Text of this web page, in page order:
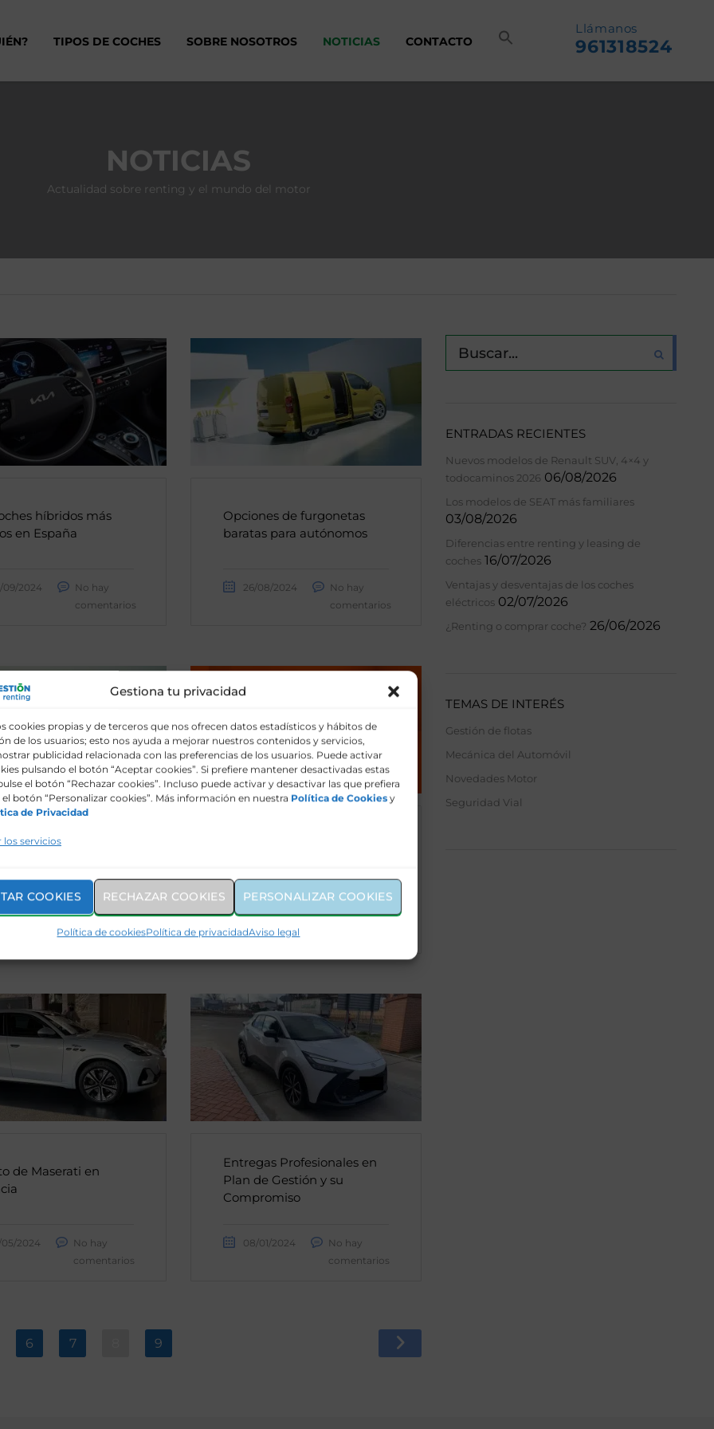
Gestiona tu privacidad
cookies propias y de terceros que nos ofrecen datos estadísticos y hábitos de
de los usuarios; esto nos ayuda a mejorar nuestros contenidos y servicios,
publicidad relacionada con las preferencias de los usuarios. Puede activar
pulsando el botón “Aceptar cookies”. Si prefiere mantener desactivadas estas
el botón “Rechazar cookies”. Incluso puede activar y desactivar las que prefiera
botón “Personalizar cookies”. Más información en nuestra Política de Cookies y
de Privacidad
los servicios
COOKIES RECHAZAR COOKIES PERSONALIZAR COOKIES
Política de cookiesPolítica de privacidadAviso legal
TIPOS DE COCHES SOBRE NOSOTROS NOTICIAS CONTACTO
Llámanos
961318524
NOTICIAS
Actualidad sobre renting y el mundo del motor
híbridos más
en España
09/2024
No hay
comentarios
Opciones de furgonetas
baratas para autónomos
26/08/2024
No hay
comentarios
las ZBE de
08/2024
No hay
comentarios
01/08/2024
No hay
de Maserati en
05/2024
No hay
comentarios
Entregas Profesionales en
Plan de Gestión y su
Compromiso
08/01/2024
No hay
comentarios
6 7 9
BUSCAR:
ENTRADAS RECIENTES
Nuevos modelos de Renault SUV, 4×4 y
todocaminos 2026 06/08/2026
Los modelos de SEAT más familiares
03/08/2026
Diferencias entre renting y leasing de
coches 16/07/2026
Ventajas y desventajas de los coches
eléctricos 02/07/2026
¿Renting o comprar coche? 26/06/2026
TEMAS DE INTERÉS
Gestión de flotas
Mecánica del Automóvil
Novedades Motor
Seguridad Vial